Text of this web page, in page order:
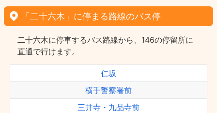
「二十六木」に停まる路線のバス停
二十六木に停車するバス路線から、146の停留所に
直通で行けます。
仁坂
横手警察署前
三井寺・九品寺前